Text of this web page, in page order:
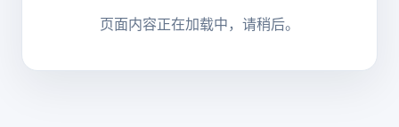
页面内容正在加载中，请稍后。